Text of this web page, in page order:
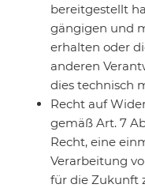
bereitgestellt
gängigen und
erhalten oder
anderen
dies technisch
Recht auf
gemäß Art. 7
Recht, eine
Verarbeitung
für die Zukunft